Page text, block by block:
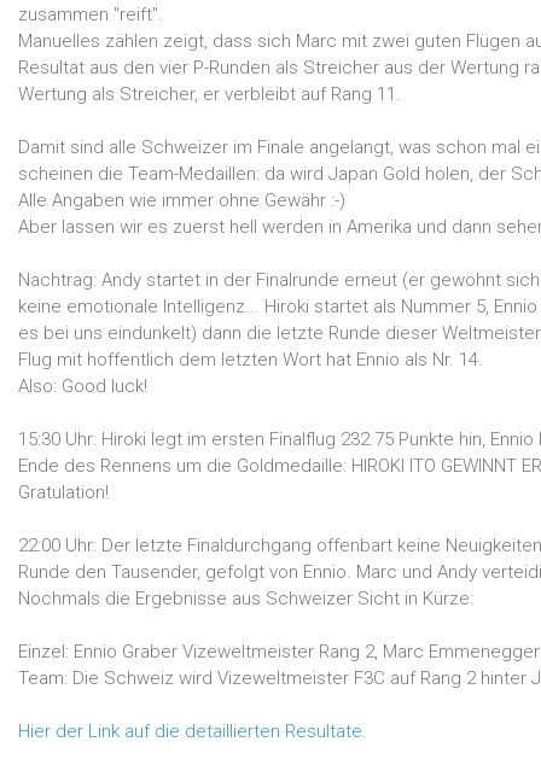
zusammen "reift".
Manuelles zählen zeigt, dass sich Marc mit zwei guten Flügen
Resultat aus den vier P-Runden als Streicher aus der Wertung
Wertung als Streicher, er verbleibt auf Rang 11.
Damit sind alle Schweizer im Finale angelangt, was schon mal
scheinen die Team-Medaillen: da wird Japan Gold holen, der
Alle Angaben wie immer ohne Gewähr :-)
Aber lassen wir es zuerst hell werden in Amerika und dann
Nachtrag: Andy startet in der Finalrunde erneut (er gewöhnt
keine emotionale Intelligenz... Hiroki startet als Nummer 5,
es bei uns eindunkelt) dann die letzte Runde dieser
Flug mit hoffentlich dem letzten Wort hat Ennio als Nr. 14.
Also: Good luck!
15:30 Uhr: Hiroki legt im ersten Finalflug 232.75 Punkte hin,
Ende des Rennens um die Goldmedaille: HIROKI ITO GEWINNT
Gratulation!
22:00 Uhr: Der letzte Finaldurchgang offenbart keine
Runde den Tausender, gefolgt von Ennio. Marc und Andy
Nochmals die Ergebnisse aus Schweizer Sicht in Kürze:
Einzel: Ennio Graber Vizeweltmeister Rang 2, Marc
Team: Die Schweiz wird Vizeweltmeister F3C auf Rang 2 hinter
Hier der Link auf die detaillierten Resultate.